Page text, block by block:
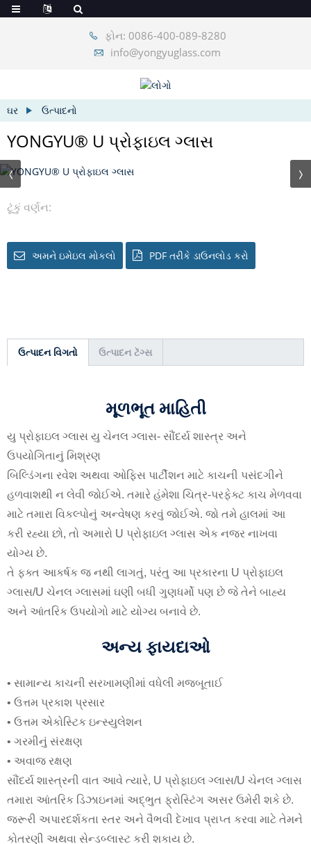
ફોન: 0086-400-089-8280
info@yongyuglass.com
ઘર ઉત્પાદનો
YONGYU® U પ્રોફાઇલ ગ્લાસ
ટૂંકું વર્ણન:
અમને ઇમેઇલ મોકલો PDF તરીકે ડાઉનલોડ કરો
ઉત્પાદન વિગતો ઉત્પાદન ટૅગ્સ
મૂળભૂત માહિતી
યુ પ્રોફાઇલ ગ્લાસ યુ ચેનલ ગ્લાસ- સૌંદર્ય શાસ્ત્ર અને
ઉપયોગિતાનું મિશ્રણ
બિલ્ડિંગના રવેશ અથવા ઓફિસ પાર્ટીશન માટે કાચની પસંદગીને
હળવાશથી ન લેવી જોઈએ. તમારે હંમેશા ચિત્ર-પરફેક્ટ કાચ મેળવવા
માટે તમારા વિકલ્પોનું અન્વેષણ કરવું જોઈએ. જો તમે હાલમાં આ
કરી રહ્યા છો, તો અમારો U પ્રોફાઇલ ગ્લાસ એક નજર નાખવા
યોગ્ય છે.
તે ફક્ત આકર્ષક જ નથી લાગતું, પરંતુ આ પ્રકારના U પ્રોફાઇલ
ગ્લાસ/U ચેનલ ગ્લાસમાં ઘણી બધી ગુણધર્મો પણ છે જે તેને બાહ્ય
અને આંતરિક ઉપયોગો માટે યોગ્ય બનાવે છે.
અન્ય ફાયદાઓ
• સામાન્ય કાચની સરખામણીમાં વધેલી મજબૂતાઈ
• ઉત્તમ પ્રકાશ પ્રસાર
• ઉત્તમ એકોસ્ટિક ઇન્સ્યુલેશન
• ગરમીનું સંરક્ષણ
• અવાજ રક્ષણ
સૌંદર્ય શાસ્ત્રની વાત આવે ત્યારે, U પ્રોફાઇલ ગ્લાસ/U ચેનલ ગ્લાસ
તમારા આંતરિક ડિઝાઇનમાં અદ્ભુત ફ્રોસ્ટિંગ અસર ઉમેરી શકે છે.
જરૂરી અપારદર્શકતા સ્તર અને વૈભવી દેખાવ પ્રાપ્ત કરવા માટે તેમને
કોતરણી અથવા સેન્ડબ્લાસ્ટ કરી શકાય છે.